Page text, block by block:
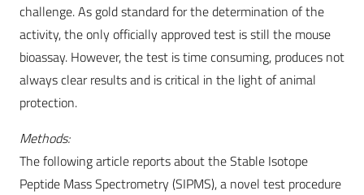
challenge. As gold standard for the determination of the
activity, the only officially approved test is still the mouse
bioassay. However, the test is time consuming, produces not
always clear results and is critical in the light of animal
protection.
Methods:
The following article reports about the Stable Isotope
Peptide Mass Spectrometry (SIPMS), a novel test procedure